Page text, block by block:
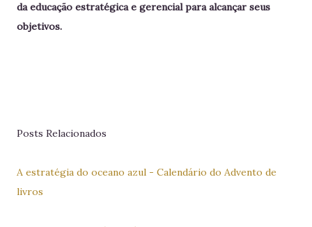
da educação estratégica e gerencial para alcançar seus
objetivos.
Posts Relacionados
A estratégia do oceano azul - Calendário do Advento de
livros